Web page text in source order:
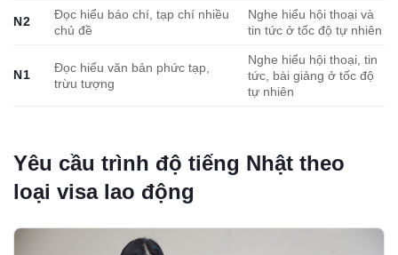
N2
Đọc hiểu báo chí, tạp chí nhiều
chủ đề
Nghe hiểu hội thoại và
tin tức ở tốc độ tự nhiên
N1
Đọc hiểu văn bản phức tạp,
trừu tượng
Nghe hiểu hội thoại, tin
tức, bài giảng ở tốc độ
tự nhiên
Yêu cầu trình độ tiếng Nhật theo
loại visa lao động